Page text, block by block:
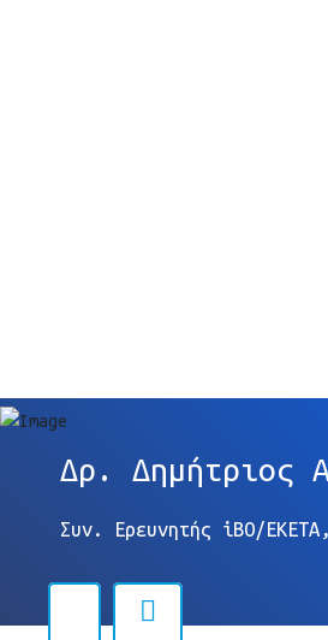
Δρ. Δημήτριος
Συν. Ερευνητής iBO/ EKETA